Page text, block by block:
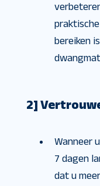
bereiken
2]
Wanneer
7 dagen
dat u